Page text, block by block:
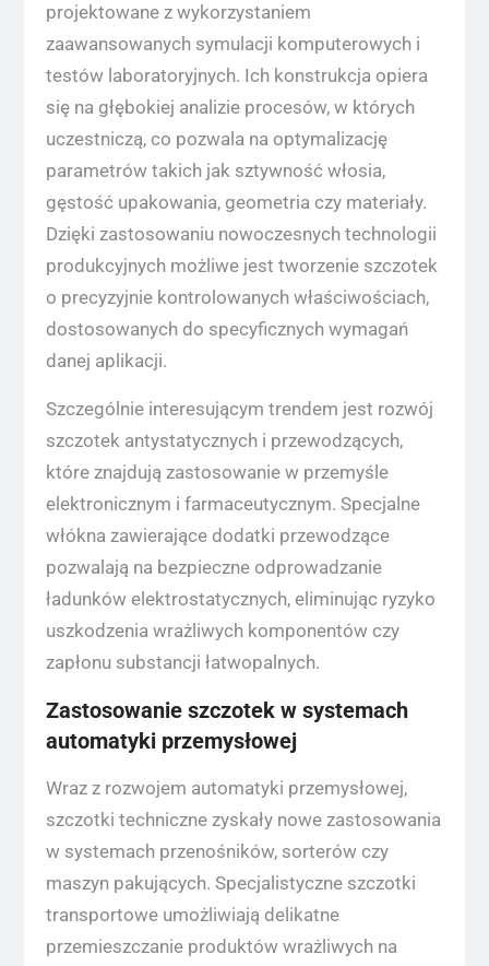
projektowane z wykorzystaniem
zaawansowanych symulacji komputerowych i
testów laboratoryjnych. Ich konstrukcja opiera
się na głębokiej analizie procesów, w których
uczestniczą, co pozwala na optymalizację
parametrów takich jak sztywność włosia,
gęstość upakowania, geometria czy materiały.
Dzięki zastosowaniu nowoczesnych technologii
produkcyjnych możliwe jest tworzenie szczotek
o precyzyjnie kontrolowanych właściwościach,
dostosowanych do specyficznych wymagań
danej aplikacji.
Szczególnie interesującym trendem jest rozwój
szczotek antystatycznych i przewodzących,
które znajdują zastosowanie w przemyśle
elektronicznym i farmaceutycznym. Specjalne
włókna zawierające dodatki przewodzące
pozwalają na bezpieczne odprowadzanie
ładunków elektrostatycznych, eliminując ryzyko
uszkodzenia wrażliwych komponentów czy
zapłonu substancji łatwopalnych.
Zastosowanie szczotek w systemach
automatyki przemysłowej
Wraz z rozwojem automatyki przemysłowej,
szczotki techniczne zyskały nowe zastosowania
w systemach przenośników, sorterów czy
maszyn pakujących. Specjalistyczne szczotki
transportowe umożliwiają delikatne
przemieszczanie produktów wrażliwych na